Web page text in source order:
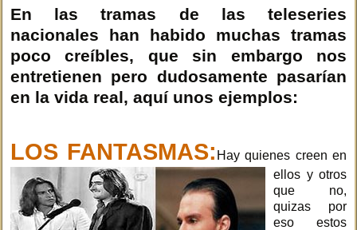
En las tramas de las teleseries
nacionales han habido muchas tramas
poco creíbles, que sin embargo nos
entretienen pero dudosamente pasarían
en la vida real, aquí unos ejemplos:
LOS FANTASMAS: Hay quienes creen en
ellos y otros
que no,
quizas por
eso estos